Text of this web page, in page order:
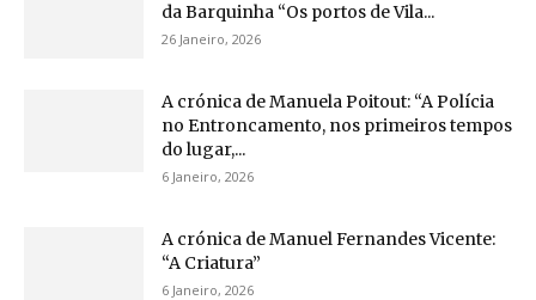
da Barquinha “Os portos de Vila...
26 Janeiro, 2026
A crónica de Manuela Poitout: “A Polícia
no Entroncamento, nos primeiros tempos
do lugar,...
6 Janeiro, 2026
A crónica de Manuel Fernandes Vicente:
“A Criatura”
6 Janeiro, 2026